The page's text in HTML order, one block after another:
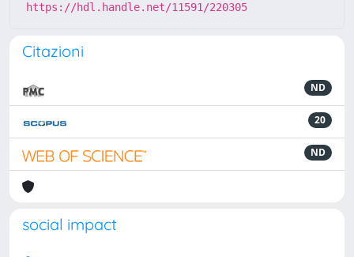
https://hdl.handle.net/11591/220305
Citazioni
ND
20
ND
social impact